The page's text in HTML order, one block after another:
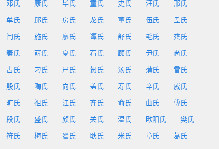
邓氏 康氏 毕氏 童氏 史氏 汪氏 邢氏
单氏 邱氏 房氏 龙氏 董氏 伍氏 孟氏
闫氏 施氏 廖氏 谭氏 舒氏 毛氏 龚氏
秦氏 薛氏 夏氏 石氏 顾氏 尹氏 尚氏
古氏 刁氏 严氏 贺氏 汤氏 蒲氏 雷氏
殷氏 陶氏 向氏 盖氏 寿氏 辛氏 戚氏
旷氏 祖氏 江氏 齐氏 俞氏 曲氏 傅氏
段氏 盛氏 颜氏 关氏 温氏 欧阳氏 樊氏
符氏 梅氏 翟氏 耿氏 米氏 章氏 葛氏